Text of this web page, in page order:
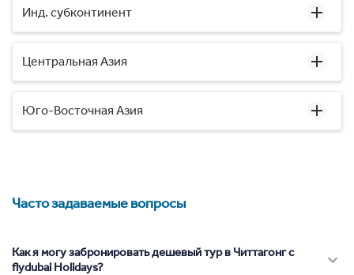
Инд. субконтинент
Центральная Азия
Юго-Восточная Азия
Часто задаваемые вопросы
Как я могу забронировать дешевый тур в Читтагонг с
flydubai Holidays?